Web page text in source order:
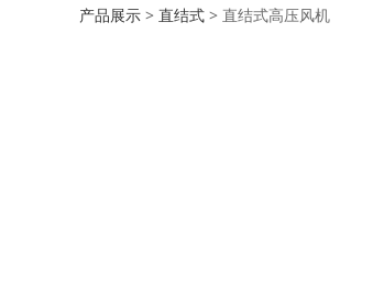
直结式高压风机
产品展示 > 直结式 > 直结式高压风机